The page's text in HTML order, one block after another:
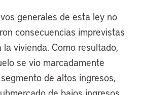
generales de esta ley no
consecuencias imprevistas
la vivienda. Como resultado,
se vio marcadamente
de altos ingresos,